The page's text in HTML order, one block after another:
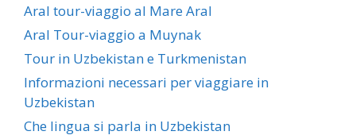
Aral tour-viaggio al Mare Aral
Aral Tour-viaggio a Muynak
Tour in Uzbekistan e Turkmenistan
Informazioni necessari per viaggiare in
Uzbekistan
Che lingua si parla in Uzbekistan